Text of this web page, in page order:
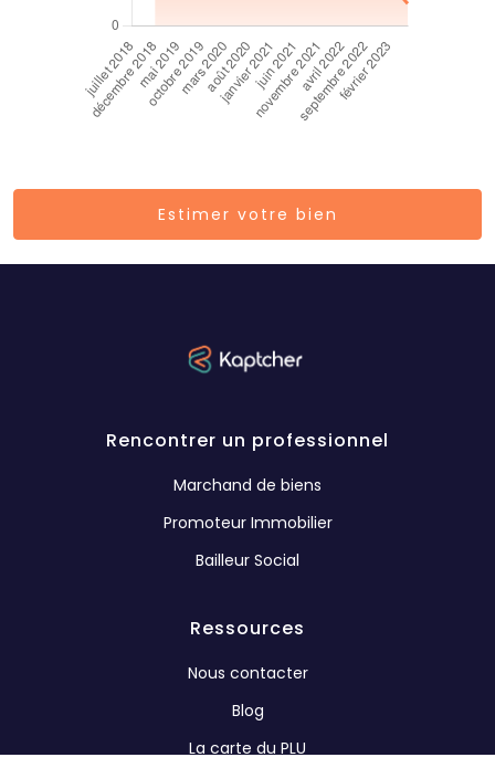
Estimer votre bien
Rencontrer un professionnel
Marchand de biens
Promoteur Immobilier
Bailleur Social
Ressources
Nous contacter
Blog
La carte du PLU